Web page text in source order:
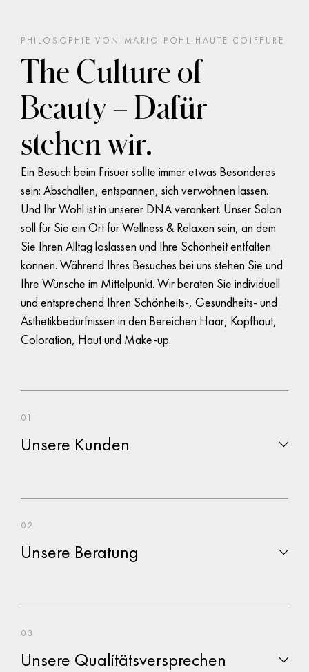
Erleben Sie den
Unterschied bei
Mario Pohl Haute
Coiffure
PHILOSOPHIE VON MARIO POHL HAUTE COIFFURE
The Culture of
Beauty – Dafür
stehen wir.
Ein Besuch beim Frisuer sollte immer etwas Besonderes
sein: Abschalten, entspannen, sich verwöhnen lassen.
Und Ihr Wohl ist in unserer DNA verankert. Unser Salon
soll für Sie ein Ort für Wellness & Relaxen sein, an dem
Sie Ihren Alltag loslassen und Ihre Schönheit entfalten
können. Während Ihres Besuches bei uns stehen Sie und
Ihre Wünsche im Mittelpunkt. Wir beraten Sie individuell
und entsprechend Ihren Schönheits-, Gesundheits- und
Ästhetikbedürfnissen in den Bereichen Haar, Kopfhaut,
Coloration, Haut und Make-up.
01
Unsere Kunden
02
Unsere Beratung
03
Unsere Qualitätsversprechen